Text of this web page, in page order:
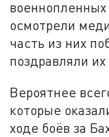
осмотрели
часть из них
поздравляли
Вероятнее
которые
ходе боёв за